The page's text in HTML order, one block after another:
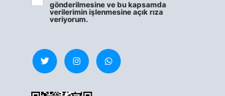
gönderilmesine ve bu kapsamda
verilerimin işlenmesineaçık rıza
veriyorum.